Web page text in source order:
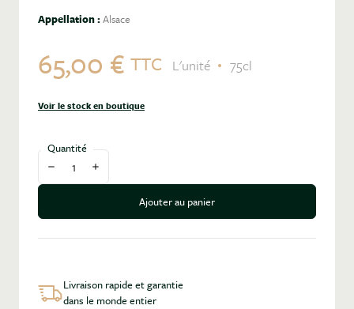
Appellation :Alsace
65,00 € TTC L'unité 75cl
Voir le stock en boutique
Quantité
Diminuer la quantité
Augmenter la quantité
Ajouter au panier
Livraison rapide et garantie
dans le monde entier